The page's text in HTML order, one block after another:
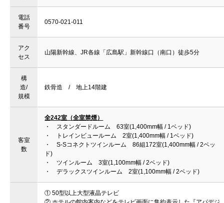
電話
番号
0570-021-011
アク
セス
山陽新幹線、JR各線「広島駅」新幹線口（南口）徒歩5分
構
造/
規模
鉄骨造 / 地上14階建
客室
数
全242室（全室禁煙）
・ スタンダードルーム 63室(1,400mm幅 / 1ベッド)
・ トレインビュールーム 2室(1,400mm幅 / 1ベッド)
・ S-Sコネクトツインルーム 86組172室(1,400mm幅 / 2ベッ
ド)
・ ツインルーム 3室(1,100mm幅 / 2ベッド)
・ デラックスツインルーム 2室(1,100mm幅 / 2ベッド)
① 50型以上大型液晶テレビ